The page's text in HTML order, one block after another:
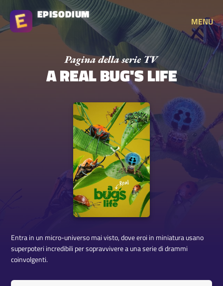
EPISODIUM
MENU
A REAL BUG'S LIFE
Entra in un micro-universo mai visto, dove eroi in miniatura usano
superpoteri incredibili per sopravvivere a una serie di drammi
coinvolgenti.